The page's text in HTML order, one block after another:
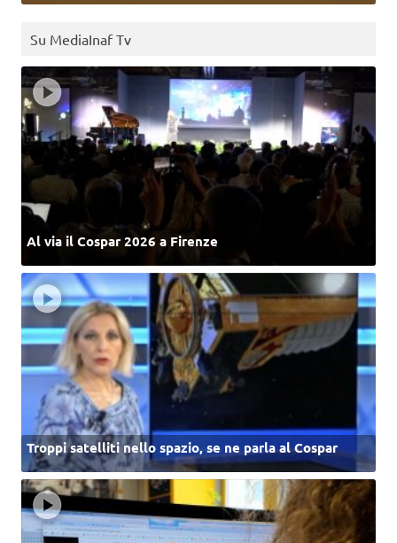
Su MediaInaf Tv
Al via il Cospar 2026 a Firenze
Troppi satelliti nello spazio, se ne parla al Cospar